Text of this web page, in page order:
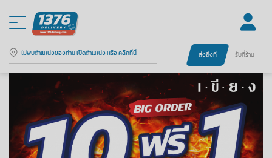
ไม่พบตำแหน่งของท่าน เปิดตำแหน่ง หรือ คลิกที่นี่ ส่งถึงที่ รับที่ร้าน